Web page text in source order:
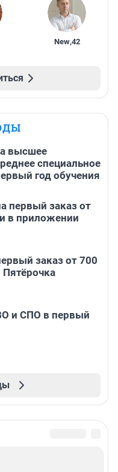
New,42
высшее
специальное
год обучения
первый заказ от
в приложении
заказ от 700
и СПО в первый